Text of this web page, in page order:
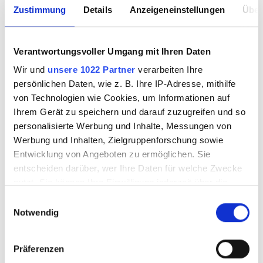
Zustimmung Details Anzeigeneinstellungen
Verantwortungsvoller Umgang mit Ihren Daten
Wir und unsere 1022 Partner verarbeiten Ihre
persönlichen Daten, wie z. B. Ihre IP-Adresse, mithilfe
von Technologien wie Cookies, um Informationen auf
Ihrem Gerät zu speichern und darauf zuzugreifen und so
personalisierte Werbung und Inhalte, Messungen von
Werbung und Inhalten, Zielgruppenforschung sowie
Entwicklung von Angeboten zu ermöglichen. Sie
entscheiden darüber, wer Ihre Daten für welche Zwecke
Trigger Symbol ändern oder widerrufen
Informationen über Ihre geografische Lage
Notwendig
Präferenzen
Spielplatz
Spielhalle
Waschmaschine
Caravan/Wohnmobil Übernachtung
Büroservice
Geldautomat